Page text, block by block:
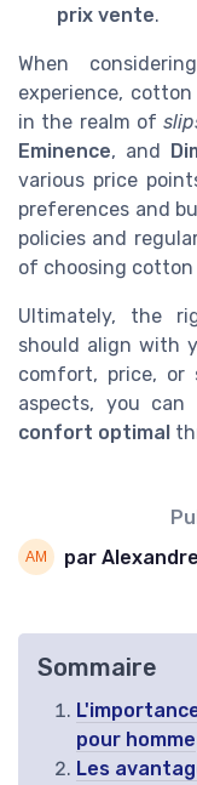
prix vente.
When
experience,
in the realm of
Eminence, and
various price
preferences and
policies and
of choosing cotton
Ultimately, the
should align with
comfort, price, or
aspects, you
confort optimal
par
Sommaire
pour homme
Les